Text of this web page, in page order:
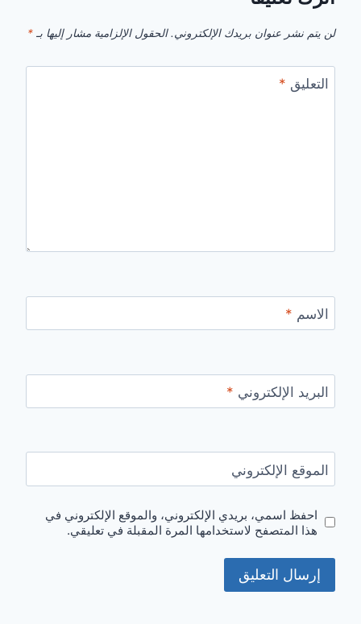
لن يتم نشر عنوان بريدك الإلكتروني. الحقول الإلزامية مشار إليها بـ *
التعليق *
الاسم *
البريد الإلكتروني *
الموقع الإلكتروني
احفظ اسمي، بريدي الإلكتروني، والموقع الإلكتروني في
هذا المتصفح لاستخدامها المرة المقبلة في تعليقي.